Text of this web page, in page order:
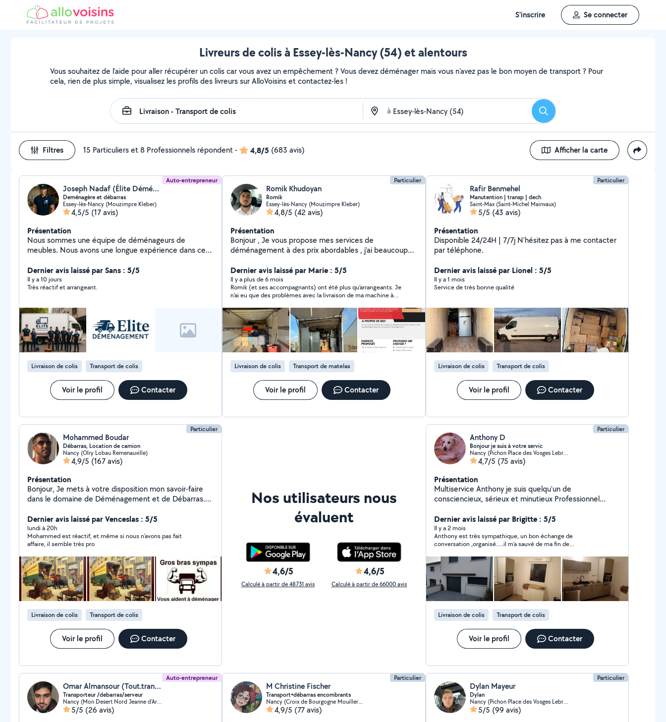
S'inscrire Se connecter
Livreurs de colis à Essey-lès-Nancy (54) et alentours
Vous souhaitez de l'aide pour aller récupérer un colis car vous avez un empêchement ? Vous devez déménager mais vous n'avez pas le bon moyen de transport ? Pour
cela, rien de plus simple, visualisez les profils des livreurs sur AlloVoisins et contactez-les !
à Rechercher
Filtres 15 Particuliers et 8 Professionnels répondent- 4,8/5 (683 avis) Afficher la carte
Auto-entrepreneur
Joseph Nadaf (Élite Déménagement)
Deménagère et débarras
Essey-lès-Nancy (Mouzimpre Kleber)
4,5/5 (17 avis)
Présentation
Nous sommes une équipe de déménageurs de
meubles. Nous avons une longue expérience dans ce
Dernier avis laissé par Sans : 5/5
Il y a 10 jours
Très réactif et arrangeant.
Livraison de colis Transport de colis
Voir le profil Contacter
Particulier
Romik Khudoyan
Romik
Essey-lès-Nancy (Mouzimpre Kleber)
4,8/5 (42 avis)
Présentation
Bonjour , Je vous propose mes services de
déménagement à des prix abordables , j'ai beaucoup
n'hésitez pas à me contacter
Dernier avis laissé par Marie : 5/5
Il y a plus de 6 mois
Romik (et ses accompagnants) ont été plus qu'arrangeants. Je
n'ai eu que des problèmes avec la livraison de ma machine à
La prestation devait durer 30 minutes, cela a pris 2h. Ils ont été
très patients et soigneux ! Je recommande +++
Livraison de colis Transport de matelas
Voir le profil Contacter
Particulier
Rafir Benmehel
Manutention | transp | dech
Saint-Max (Saint-Michel Mainvaux)
5/5 (43 avis)
Présentation
Disponible 24/24H | 7/7j N'hésitez pas à me contacter
par téléphone.
Dernier avis laissé par Lionel : 5/5
Il y a 1 mois
Service de très bonne qualité
Livraison de colis Transport de colis
Voir le profil Contacter
Particulier
Mohammed Boudar
Débarras, Location de camion
Nancy (Olry Lobau Remenauville)
4,9/5 (167 avis)
Présentation
Bonjour, Je mets à votre disposition mon savoir-faire
dans le domaine de Déménagement et de Débarras.
contacter pour plus d'infos. Bien cordialement.
Dernier avis laissé par Venceslas : 5/5
lundi à 20h
Mohammed est réactif, et même si nous n'avons pas fait
affaire, il semble très pro
Livraison de colis Transport de colis
Voir le profil Contacter
Nos utilisateurs nous
évaluent
4,6/5
Calculé à partir de 48731 avis
4,6/5
Calculé à partir de 66000 avis
Particulier
Anthony D
Bonjour je suis à votre servic
Nancy (Pichon Place des Vosges Lebrun Nord)
4,7/5 (75 avis)
Présentation
Multiservice Anthony je suis quelqu'un de
consciencieux, sérieux et minutieux Professionnel
besoins quotidiens : petits travaux, plomberie
électricité placo enduit peinture et autres entretien
espace vert abattage d'arbre, réparations et services
pratiques. Chaque mission est réalisée avec rigueur,
sens du détail et respect des délais. Mon objectif :
vous apporter une solution fiable et un travail soigné,
en toute sérénité.
Dernier avis laissé par Brigitte : 5/5
Il y a 2 mois
Anthony est très sympathique, un bon échange de
conversation ,organisé.....il m'a sauvé de ma fin de
Livraison de colis Transport de colis
Voir le profil Contacter
Auto-entrepreneur
Omar Almansour (Tout.transport)
Transporteur /debarras/serveur
Nancy (Mon Desert Nord Jeanne d'Arc Est)
5/5 (26 avis)
Particulier
M Christine Fischer
Transport+débarras encombrants
Nancy (Croix de Bourgogne Mouilleron)
4,9/5 (77 avis)
Particulier
Dylan Mayeur
Dylan
Nancy (Pichon Place des Vosges Lebrun Nord)
5/5 (99 avis)